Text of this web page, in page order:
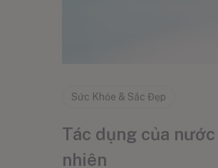
Sức Khỏe & Sắc Đẹp
Tác dụng của
nhiên